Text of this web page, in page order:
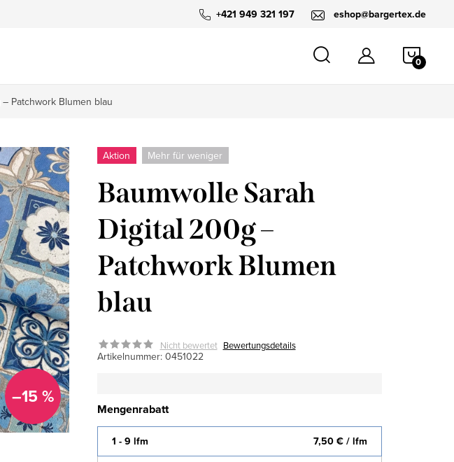
+421 949 321 197 eshop@bargertex.de
Patchwork Blumen blau
–15 %
Aktion Mehr für weniger
Baumwolle Sarah
Digital 200g –
Patchwork Blumen
blau
Nicht bewertet Bewertungsdetails
Artikelnummer: 0451022
Mengenrabatt
1 - 9 lfm 7,50 €/ lfm